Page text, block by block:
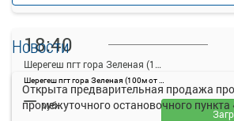
18:40
Шерегеш пгт гора Зеленая (100м от ул Снежная 8/2)
Шерегеш пгт гора Зеленая (100м от ул Снежная 8/2)
— руб.
Новости
Открыта предварительная продажа
промежуточного остановочного